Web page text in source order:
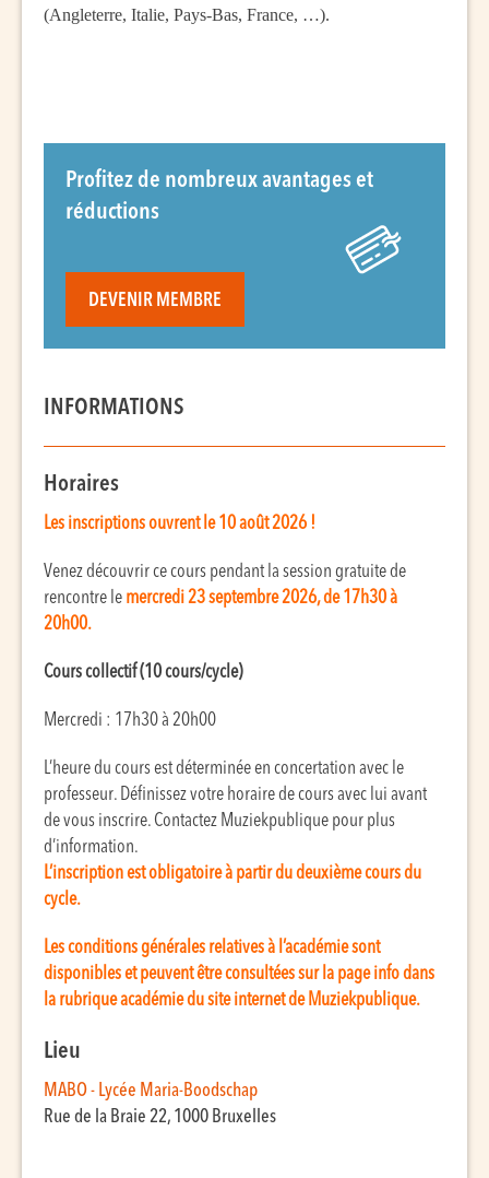
(Angleterre, Italie, Pays-Bas, France, …).
Profitez de nombreux avantages et
réductions
DEVENIR MEMBRE
INFORMATIONS
Horaires
Les inscriptions ouvrent le 10 août 2026 !
Venez découvrir ce cours pendant la session gratuite de
rencontre le mercredi 23 septembre 2026, de 17h30 à
20h00.
Cours collectif (10 cours/cycle)
Mercredi : 17h30 à 20h00
L’heure du cours est déterminée en concertation avec le
professeur. Définissez votre horaire de cours avec lui avant
de vous inscrire. Contactez Muziekpublique pour plus
d’information.
L’inscription est obligatoire à partir du deuxième cours du
cycle.
Les conditions générales relatives à l’académie sont
disponibles et peuvent être consultées sur la page info dans
la rubrique académie du site internet de Muziekpublique.
Lieu
MABO - Lycée Maria-Boodschap
Rue de la Braie 22, 1000 Bruxelles